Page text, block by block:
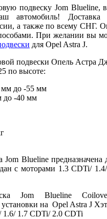
подвеску Jom Blueline,
автомобиль!
а также по всему СНГ.
При желании вы
для Opel Astra J.
подвески Опель Астра
по высоте:
мм до -55 мм
до -40 мм
Jom Blueline предназначена
с моторами 1.3 CDTi/
Jom Blueline
установки на Opel Astra J
1.6/ 1.7 CDTi/ 2.0 CDTi